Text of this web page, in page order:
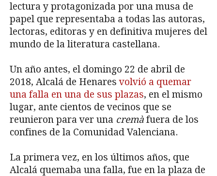
lectura y protagonizada por una musa de
papel que representaba a todas las autoras,
lectoras, editoras y en definitiva mujeres del
mundo de la literatura castellana.
Un año antes, el domingo 22 de abril de
2018, Alcalá de Henaresvolvió a quemar
una falla en una de sus plazas, en el mismo
lugar, ante cientos de vecinos que se
reunieron para ver una cremà fuera de los
confines de la Comunidad Valenciana.
La primera vez, en los últimos años, que
Alcalá quemaba una falla, fue en la plaza de